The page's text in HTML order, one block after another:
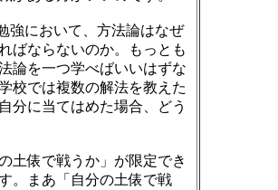
強において、方法論はなぜ
ばならないのか。もっとも
論を一つ学べばいいはずな
校では複数の解法を教えた
分に当てはめた場合、どう
土俵で戦うか」が限定でき
。まあ「自分の土俵で戦